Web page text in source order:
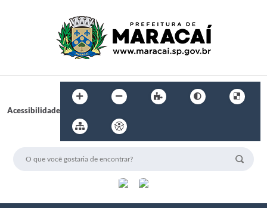
Acessibilidade